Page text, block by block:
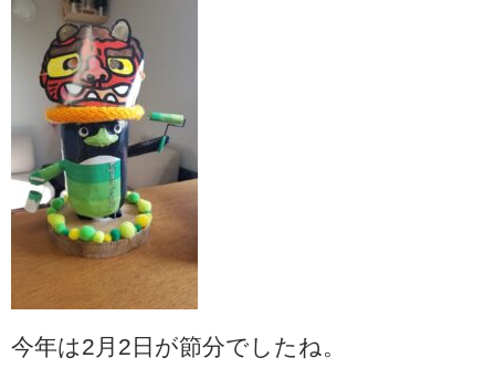
今年は2月2日が節分でしたね。